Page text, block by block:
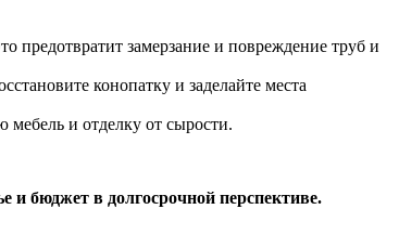
предотвратит замерзание и повреждение труб и
конопатку и заделайте места
мебель и отделку от сырости.
и бюджет в долгосрочной перспективе.